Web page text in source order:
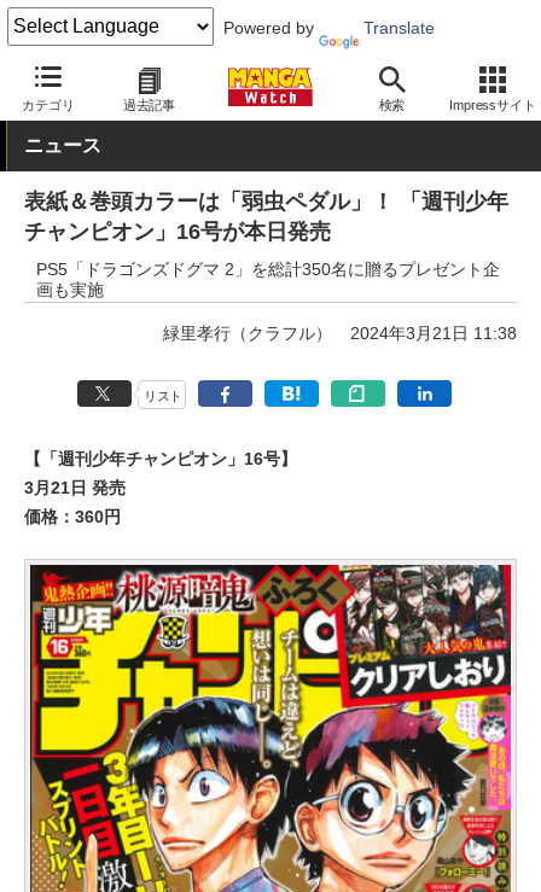
Powered by Translate
カテゴリ 過去記事 検索 Impressサイト
MANGA Watch 少年 弱虫ペダル
ニュース
表紙＆巻頭カラーは「弱虫ペダル」！ 「週刊少年
チャンピオン」16号が本日発売
PS5「ドラゴンズドグマ 2」を総計350名に贈るプレゼント企
画も実施
緑里孝行（クラフル） 2024年3月21日 11:38
リスト
【「週刊少年チャンピオン」16号】
3月21日 発売
価格：360円